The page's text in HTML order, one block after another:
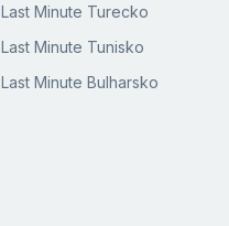
Last Minute Turecko
Last Minute Tunisko
Last Minute Bulharsko